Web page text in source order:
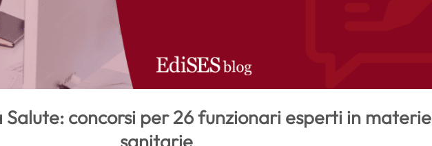
Salute: concorsi per 26 funzionari esperti in materie
sanitarie